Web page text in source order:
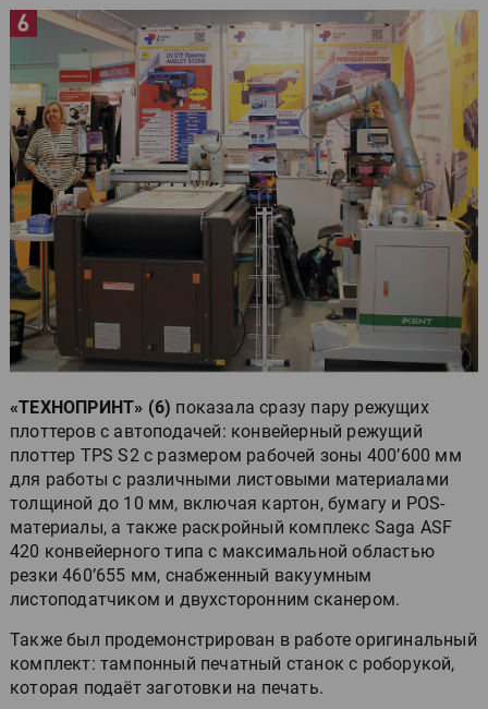
«ТЕХНОПРИНТ» (6) показала сразу пару режущих
плоттеров с автоподачей: конвейерный режущий
плоттер TPS S2 с размером рабочей зоны 400’600 мм
для работы с различными листовыми материалами
толщиной до 10 мм, включая картон, бумагу и POS-
материалы, а также раскройный комплекс Saga ASF
420 конвейерного типа с максимальной областью
резки 460’655 мм, снабженный вакуумным
листоподатчиком и двухсторонним сканером.
Также был продемонстрирован в работе оригинальный
комплект: тампонный печатный станок с роборукой,
которая подаёт заготовки на печать.